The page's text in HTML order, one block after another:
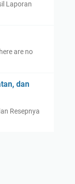
Laporan
are no
dan
Resepnya